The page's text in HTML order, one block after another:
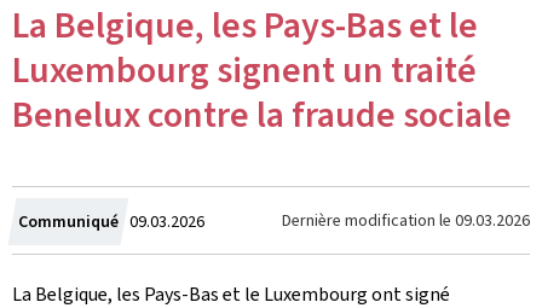
La Belgique, les Pays-Bas et le
Luxembourg signent un traité
Benelux contre la fraude sociale
Communiqué Crée
le
09.03.2026 Dernière modification le 09.03.2026
La Belgique, les Pays-Bas et le Luxembourg ont signé